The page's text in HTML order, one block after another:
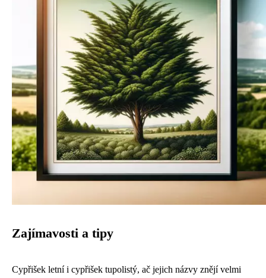
Zajímavosti a tipy
Cypřišek letní i cypřišek tupolistý, ač jejich názvy znějí velmi